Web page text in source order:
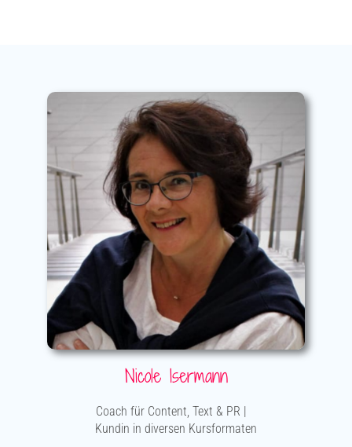
Nicole Isermann
Coach für Content, Text & PR |
Kundin in diversen Kursformaten